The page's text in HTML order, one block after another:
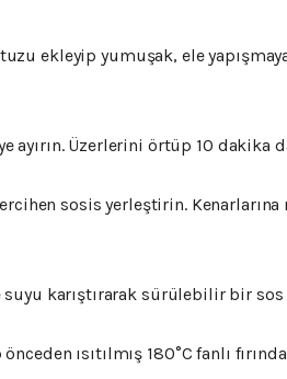
tuzuekleyipyumuşak, ele
ayırın. Üzerlerini örtüp 10 dakika
sosisyerleştirin. Kenarlarına
suyu karıştırarak sürülebilir bir sos
önceden ısıtılmış 180°Cfanlı fırında